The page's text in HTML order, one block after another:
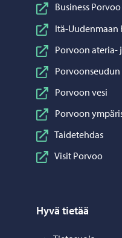
Business Porvoo
Itä-
Porvoon ateria-
Porvoon vesi
Porvoon
Taidetehdas
Visit Porvoo
Hyvä tietää